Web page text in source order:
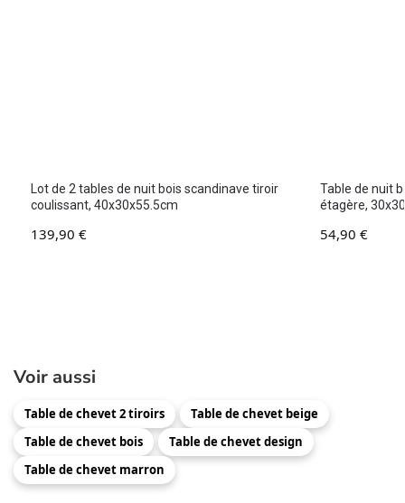
Lot de 2 tables de nuit bois scandinave tiroir
coulissant, 40x30x55.5cm
139,90 €
Table de nuit
étagère,
54,90 €
Voir aussi
Table de chevet 2 tiroirs
Table de chevet beige
Table de chevet bois
Table de chevet design
Table de chevet marron